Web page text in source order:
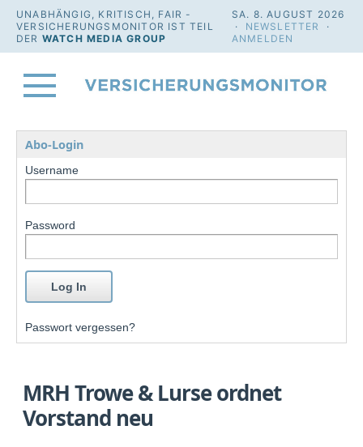
UNABHÄNGIG, KRITISCH, FAIR -
VERSICHERUNGSMONITOR IST TEIL
DER WATCH MEDIA GROUP
SA. 8. AUGUST 2026
· NEWSLETTER
·
ANMELDEN
Abo-Login
Username
Password
Passwort vergessen?
MRH Trowe & Lurse ordnet
Vorstand neu